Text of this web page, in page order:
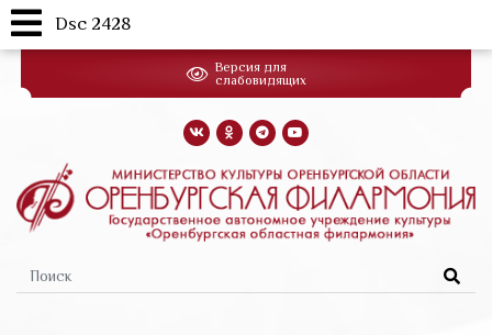
Перейти
основному
Форма
поиска
Версия для
слабовидящих
Dsc 2428